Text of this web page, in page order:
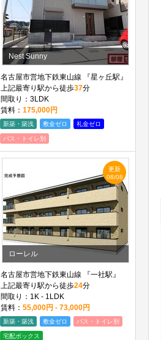
Nest Sunny
名古屋市営地下鉄東山線 『星ヶ丘駅』
上記最寄り駅から徒歩37分
間取り：3LDK
賃料： 175,000円
新築・築浅 敷金ゼロ 礼金ゼロ
バス・トイレ別
更新
08/08
ローレル
名古屋市営地下鉄東山線 『一社駅』
上記最寄り駅から徒歩24分
間取り：1K - 1LDK
賃料： 55,000円 - 73,000円
新築・築浅 敷金ゼロ バス・トイレ別
宅配ボックス